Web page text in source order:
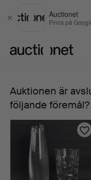
Stäng
Auctionet
Finns på
183.
SVEN
PALMQVIST.
Sven
Auktionen är
följande föremål?